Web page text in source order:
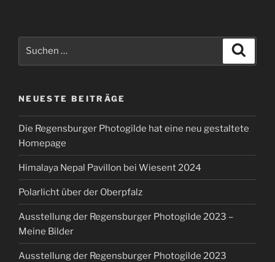
NEUESTE BEITRÄGE
Die Regensburger Photogilde hat eine neu gestaltete
Homepage
Himalaya Nepal Pavillon bei Wiesent 2024
Polarlicht über der Oberpfalz
Ausstellung der Regensburger Photogilde 2023 –
Meine Bilder
Ausstellung der Regensburger Photogilde 2023